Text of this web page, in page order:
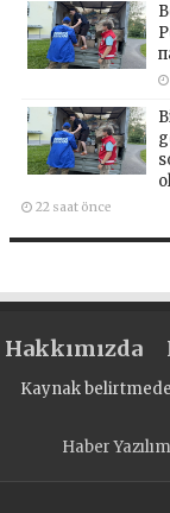
22 saat önce
Hakkımızda
Kaynak
Haber